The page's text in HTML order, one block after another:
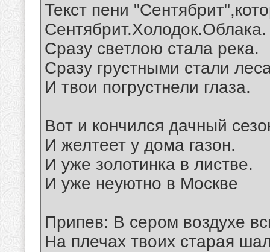
Текст пени
Сентябрит.Холодок.Облака.
Сразу светлою стала река.
Сразу грустными стали
И твои погрустнели глаза.
Вот и кончился дачный
И желтеет у дома газон.
И уже золотинка в листве.
И уже неуютно в Москве
Припев: В сером воздухе
На плечах твоих старая